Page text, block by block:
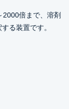
2000倍まで、溶剤
る装置です。